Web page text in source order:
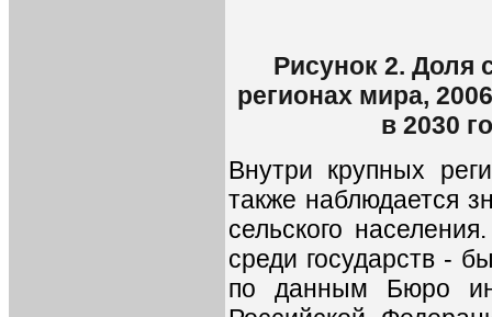
Рисунок 2. Доля
регионах мира,
в 2030
Внутри крупных
также наблюдается
сельского
среди государств -
по данным Бюро